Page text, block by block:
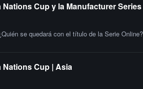
Cup y la Manufacturer
se quedará con el título de la Serie Online?
Nations Cup | Asia